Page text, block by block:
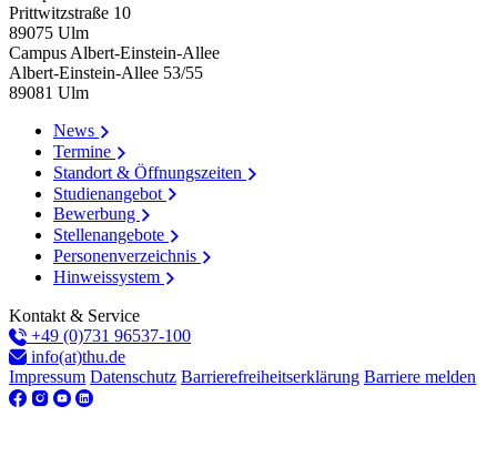
Prittwitzstraße 10
89075 Ulm
Campus Albert-Einstein-Allee
Albert-Einstein-Allee 53/​55
89081 Ulm
News
Termine
Standort & Öffnungszeiten
Studienangebot
Bewerbung
Stellenangebote
Personenverzeichnis
Hinweissystem
Kontakt & Service
+49 (0)731 96537-100
info(at)thu.de
Impressum Datenschutz Barrierefreiheitserklärung Barriere melden